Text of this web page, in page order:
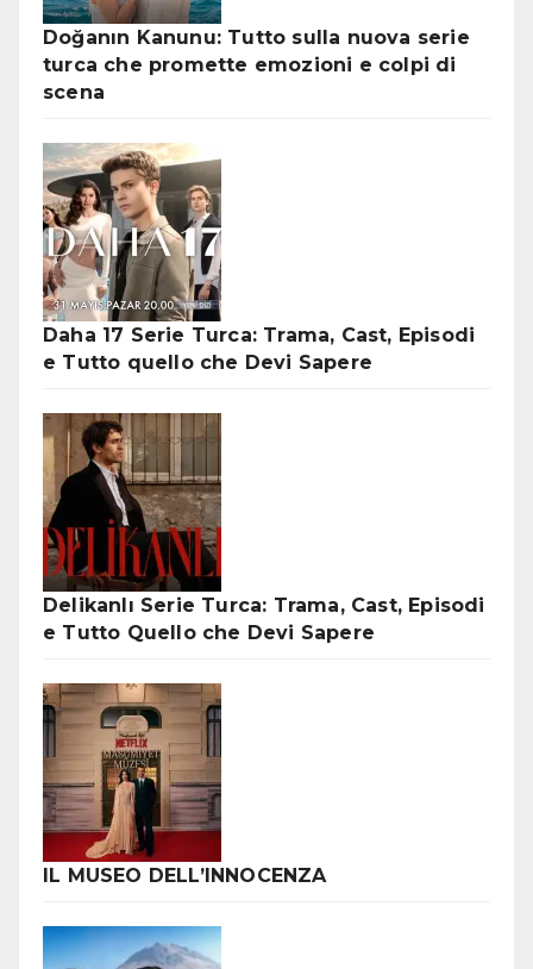
Doğanın Kanunu: Tutto sulla nuova serie
turca che promette emozioni e colpi di
scena
Daha 17 Serie Turca: Trama, Cast, Episodi
e Tutto quello che Devi Sapere
Delikanlı Serie Turca: Trama, Cast, Episodi
e Tutto Quello che Devi Sapere
IL MUSEO DELL’INNOCENZA